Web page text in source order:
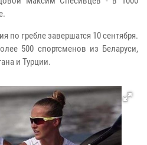
по гребле завершатся 10 сентября.
500 спортсменов из Беларуси,
и Турции.